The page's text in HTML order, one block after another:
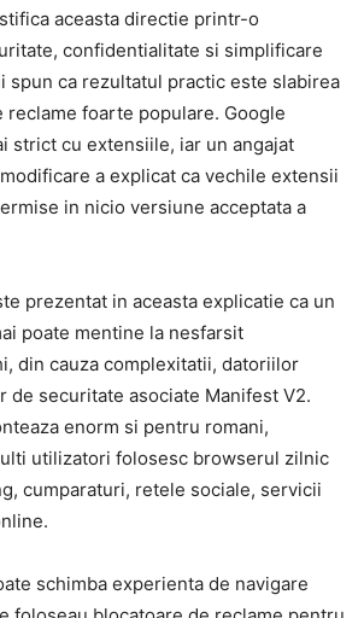
aceasta directie printr-o
confidentialitate si simplificare
spun ca rezultatul practic este slabirea
reclame foarte populare. Google
strict cu extensiile, iar un angajat
a explicat ca vechile extensii
in nicio versiune acceptata a
prezentat in aceasta explicatie ca un
poate mentine la nesfarsit
din cauza complexitatii, datoriilor
de securitate asociate Manifest V2.
enorm si pentru romani,
utilizatori folosesc browserul zilnic
cumparaturi, retele sociale, servicii
schimba experienta de navigare